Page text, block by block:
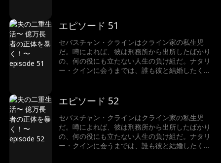
るのか？それよりも、そもそもなぜセバスチャ
ン・クラインは正体を隠しているのか？
エピソード 51
セバスチャン・クラインはクライン家の私生児
だ。噂によれば、彼は刑務所から出所したばかり
の、何の役にも立たない人生の負け組だ。ナタリ
ー・クインに会うまでは、誰も彼と結婚したくな
るのか？それよりも、そもそもなぜセバスチャ
ン・クラインは正体を隠しているのか？
エピソード 52
セバスチャン・クラインはクライン家の私生児
だ。噂によれば、彼は刑務所から出所したばかり
の、何の役にも立たない人生の負け組だ。ナタリ
ー・クインに会うまでは、誰も彼と結婚したくな